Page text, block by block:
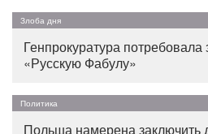
Злоба дня
Генпрокуратура потребовала
«Русскую Фабулу»
Политика
Польша намерена заключить